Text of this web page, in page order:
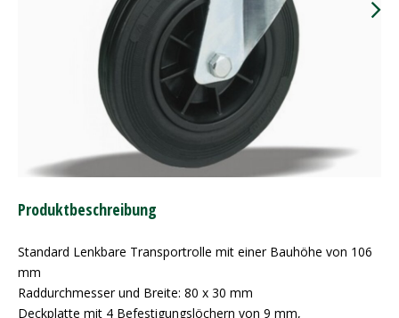
Produktbeschreibung
Standard Lenkbare Transportrolle mit einer Bauhöhe von 106
mm
Raddurchmesser und Breite: 80 x 30 mm
Deckplatte mit 4 Befestigungslöchern von 9 mm,